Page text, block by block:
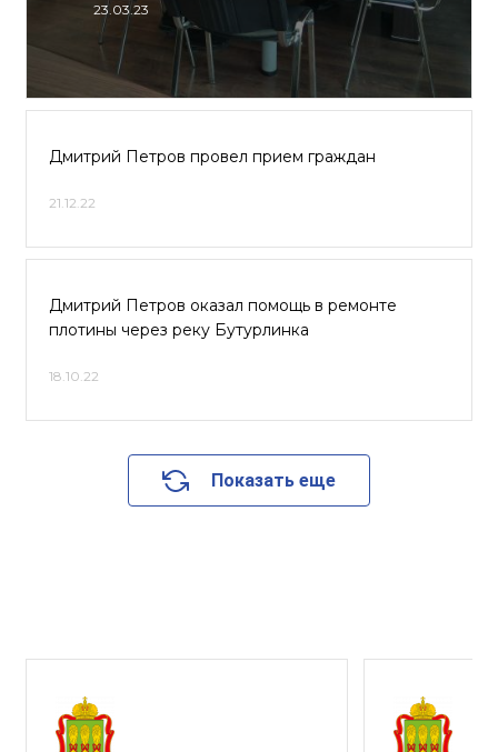
23.03.23
Дмитрий Петров провел прием граждан
21.12.22
Дмитрий Петров оказал помощь в ремонте
плотины через реку Бутурлинка
18.10.22
Показать еще